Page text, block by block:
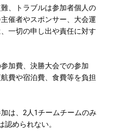
、トラブルは参加者個人の
催者やスポンサー、大会運
一切の申し出や責任に対す
加費、決勝大会での参加
費や宿泊費、食費等を負担
は、2人1チームチームのみ
められない。